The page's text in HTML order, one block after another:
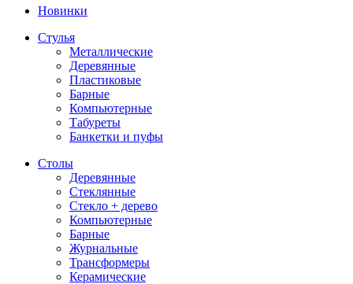
Новинки
Стулья
Металлические
Деревянные
Пластиковые
Барные
Компьютерные
Табуреты
Банкетки и пуфы
Столы
Деревянные
Стеклянные
Стекло + дерево
Компьютерные
Барные
Журнальные
Трансформеры
Керамические